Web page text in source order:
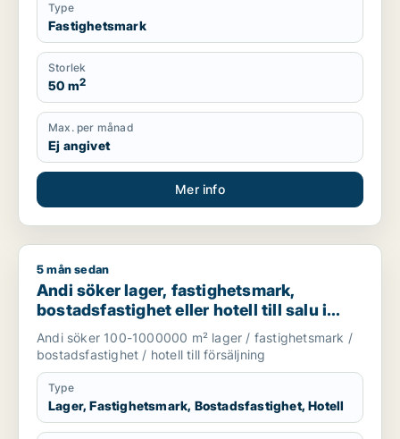
Type
Fastighetsmark
Storlek
50 m2
Max. per månad
Ej angivet
Mer info
Andi söker lager, fastighetsmark, bostadsfastighet eller
5 mån sedan
Andi söker lager, fastighetsmark,
bostadsfastighet eller hotell till salu i
Stockholms län
Andi söker 100-1000000 m² lager / fastighetsmark /
bostadsfastighet / hotell till försäljning
Type
Lager, Fastighetsmark, Bostadsfastighet, Hotell